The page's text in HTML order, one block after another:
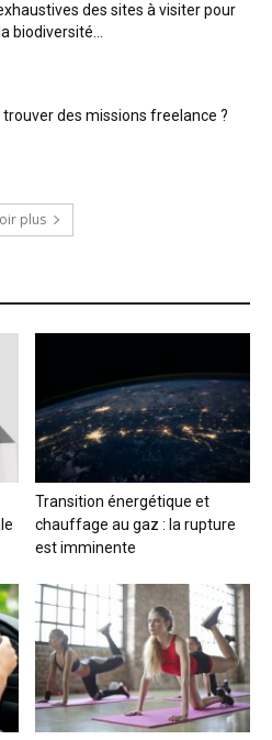
des sites à visiter pour
biodiversité...
des missions freelance ?
plus
Transition énergétique et
chauffage au gaz : la rupture
est imminente